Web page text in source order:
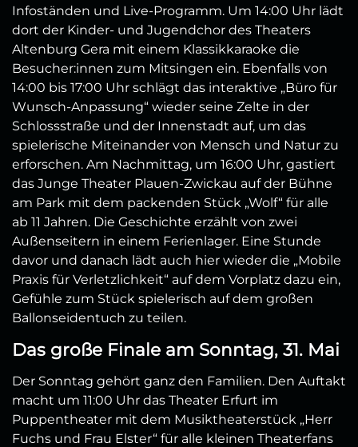
Infoständen und Live-Programm. Um 14:00 Uhr lädt
dort der Kinder- und Jugendchor des Theaters
Altenburg Gera mit einem Klassikkaraoke die
Besucher:innen zum Mitsingen ein. Ebenfalls von
14:00 bis 17:00 Uhr schlägt das interaktive „Büro für
Wunsch-Anpassung“ wieder seine Zelte in der
Schlossstraße und der Innenstadt auf, um das
spielerische Miteinander von Mensch und Natur zu
erforschen. Am Nachmittag, um 16:00 Uhr, gastiert
das Junge Theater Plauen-Zwickau auf der Bühne
am Park mit dem packenden Stück „Wolf“ für alle
ab 11 Jahren. Die Geschichte erzählt von zwei
Außenseitern in einem Ferienlager. Eine Stunde
davor und danach lädt auch hier wieder die „Mobile
Praxis für Verletzlichkeit“ auf dem Vorplatz dazu ein,
Gefühle zum Stück spielerisch auf dem großen
Ballonseidentuch zu teilen.
Das große Finale am Sonntag, 31. Mai
Der Sonntag gehört ganz den Familien. Den Auftakt
macht um 11:00 Uhr das Theater Erfurt im
Puppentheater mit dem Musiktheaterstück „Herr
Fuchs und Frau Elster“ für alle kleinen Theaterfans